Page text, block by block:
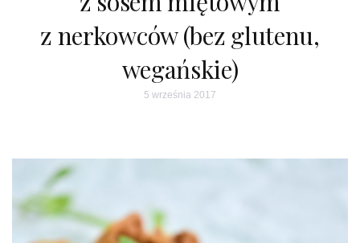
z nerkowców (bez glutenu,
wegańskie)
5 września 2017